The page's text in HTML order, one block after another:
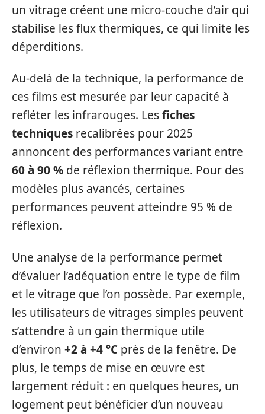
un vitrage créent une micro-couche d’air qui
stabilise les flux thermiques, ce qui limite les
déperditions.
Au-delà de la technique, la performance de
ces films est mesurée par leur capacité à
refléter les infrarouges. Lesfiches
techniques recalibrées pour 2025
annoncent des performances variant entre
60 à 90 % de réflexion thermique. Pour des
modèles plus avancés, certaines
performances peuvent atteindre 95 % de
réflexion.
Une analyse de la performance permet
d’évaluer l’adéquation entre le type de film
et le vitrage que l’on possède. Par exemple,
les utilisateurs de vitrages simples peuvent
s’attendre à un gain thermique utile
d’environ +2 à +4 °C près de la fenêtre. De
plus, le temps de mise en œuvre est
largement réduit : en quelques heures, un
logement peut bénéficier d’un nouveau